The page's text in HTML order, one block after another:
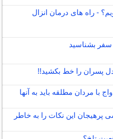
- راه های درمان انزال
بشناسید
پسران را خط بکشید!!
با مردان مطلقه باید به آنها
پرهیجان این نکات را به خاطر